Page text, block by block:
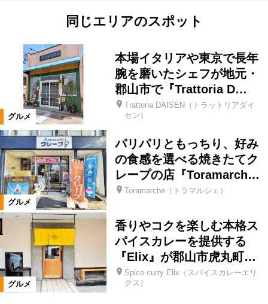
同じエリアのスポット
グルメ
本場イタリアや東京で長年
腕を磨いたシェフが地元・
郡山市で『Trattoria D…
Trattoria DAISEN（トラットリアダイ
セン）
グルメ
パリパリともっちり、好み
の食感を選べる焼きたてク
レープの店『Toramarch…
Toramarche（トラマルシェ）
グルメ
香りやコクを楽しむ本格ス
パイスカレーを提供する
『Elix』が郡山市虎丸町…
Spice curry Elix（スパイスカレーエリ
クス）